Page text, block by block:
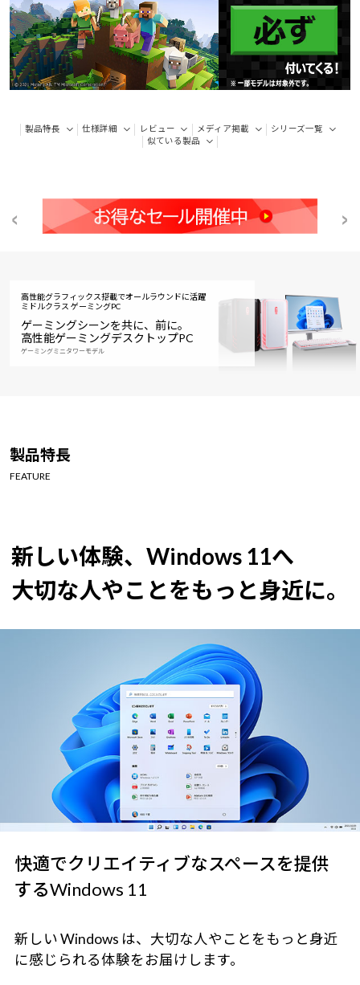
製品特長 仕様詳細 レビュー メディア掲載
シリーズ一覧
似ている製品
高性能グラフィックス搭載でオールラウンドに活躍
ミドルクラス ゲーミングPC
ゲーミングシーンを共に、前に。
高性能ゲーミングデスクトップPC
ゲーミングミニタワーモデル
製品特長
FEATURE
新しい体験、Windows 11へ
大切な人やことをもっと身近に。
快適でクリエイティブなスペースを提供
するWindows 11
新しい Windows は、大切な人やことをもっと身近
に感じられる体験をお届けします。